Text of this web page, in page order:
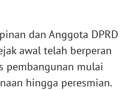
dan Anggota DPRD
awal telah berperan
pembangunan mulai
hingga peresmian.